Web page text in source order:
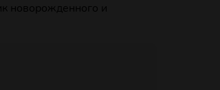
новорожденного и